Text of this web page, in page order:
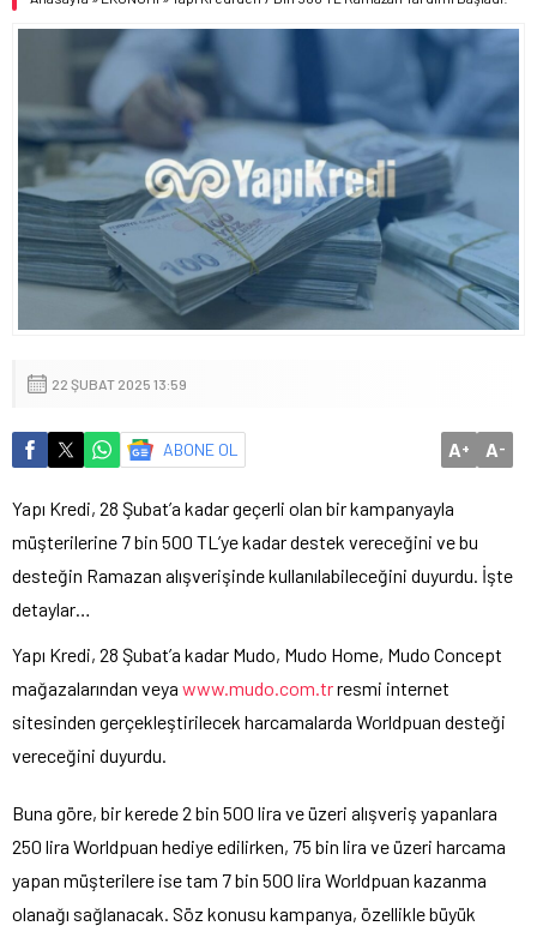
22 ŞUBAT 2025 13:59
ABONE OL A+ A-
Yapı Kredi, 28 Şubat’a kadar geçerli olan bir kampanyayla
müşterilerine 7 bin 500 TL’ye kadar destek vereceğini ve bu
desteğin Ramazan alışverişinde kullanılabileceğini duyurdu. İşte
detaylar…
Yapı Kredi, 28 Şubat’a kadar Mudo, Mudo Home, Mudo Concept
mağazalarından veya www.mudo.com.trresmi internet
sitesinden gerçekleştirilecek harcamalarda Worldpuan desteği
vereceğini duyurdu.
Buna göre, bir kerede 2 bin 500 lira ve üzeri alışveriş yapanlara
250 lira Worldpuan hediye edilirken, 75 bin lira ve üzeri harcama
yapan müşterilere ise tam 7 bin 500 lira Worldpuan kazanma
olanağı sağlanacak. Söz konusu kampanya, özellikle büyük